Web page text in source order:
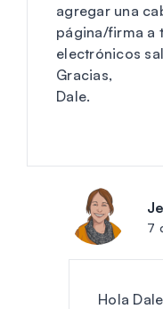
agregar una
página/firma a
electrónicos
Gracias,
Dale.
7
Hola